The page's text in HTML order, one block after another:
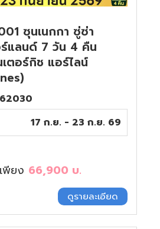
ซุนเนกกา ซู่ซ่า
แลนด์ 7 วัน 4 คืน
ตอร์กิช แอร์ไลน์
17 ก.ย. - 23 ก.ย. 69
พียง 66,900 บ.
ดูรายละเอียด